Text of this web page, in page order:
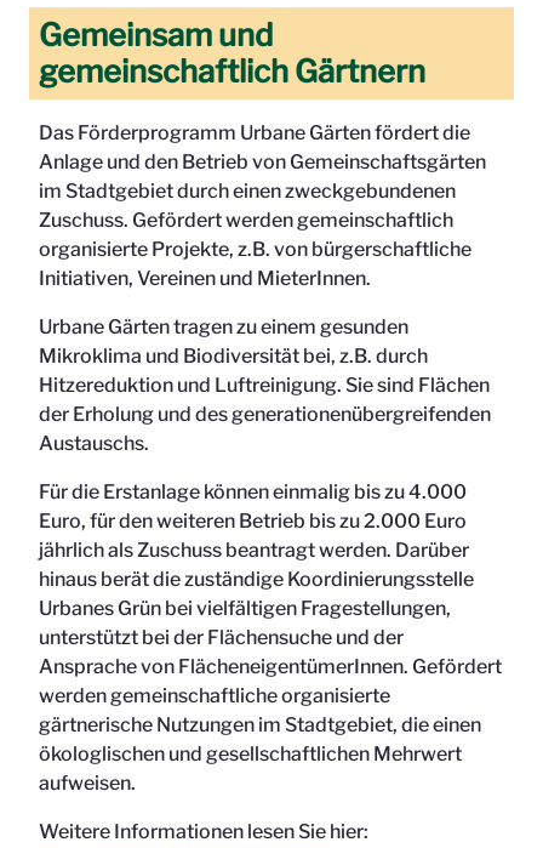
Gemeinsam und
gemeinschaftlich Gärtnern
Das Förderprogramm Urbane Gärten fördert die
Anlage und den Betrieb von Gemeinschaftsgärten
im Stadtgebiet durch einen zweckgebundenen
Zuschuss. Gefördert werden gemeinschaftlich
organisierte Projekte, z.B. von bürgerschaftliche
Initiativen, Vereinen und MieterInnen.
Urbane Gärten tragen zu einem gesunden
Mikroklima und Biodiversität bei, z.B. durch
Hitzereduktion und Luftreinigung. Sie sind Flächen
der Erholung und des generationenübergreifenden
Austauschs.
Für die Erstanlage können einmalig bis zu 4.000
Euro, für den weiteren Betrieb bis zu 2.000 Euro
jährlich als Zuschuss beantragt werden. Darüber
hinaus berät die zuständige Koordinierungsstelle
Urbanes Grün bei vielfältigen Fragestellungen,
unterstützt bei der Flächensuche und der
Ansprache von FlächeneigentümerInnen. Gefördert
werden gemeinschaftliche organisierte
gärtnerische Nutzungen im Stadtgebiet, die einen
ökologlischen und gesellschaftlichen Mehrwert
aufweisen.
Weitere Informationen lesen Sie hier: